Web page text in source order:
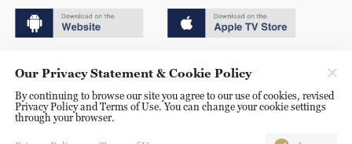
京ICP备20000184号
京公网安备 11010502050052号
Disinformation report hotline: 010-85061466
Our Privacy Statement & Cookie Policy
By continuing to browse our site you agree to our use of cookies, revised
Privacy Policy and Terms of Use. You can change your cookie settings
through your browser.